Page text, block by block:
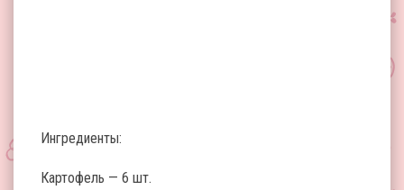
Ингредиенты:
Картофель — 6 шт.